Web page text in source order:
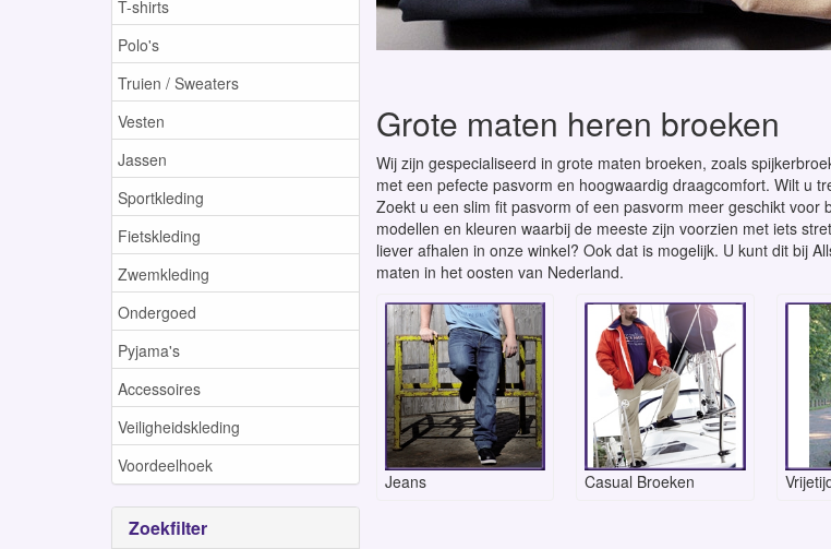
T-shirts
Polo's
Truien / Sweaters
Vesten
Jassen
Sportkleding
Fietskleding
Zwemkleding
Ondergoed
Pyjama's
Accessoires
Veiligheidskleding
Voordeelhoek
Zoekfilter
Grote maten heren broeken
Wij zijn gespecialiseerd in grote maten broeken, zoals
met een pefecte pasvorm en hoogwaardig draagcomfort. Wilt u
Zoekt u een slim fit pasvorm of een pasvorm meer geschikt
modellen en kleuren waarbij de meeste zijn voorzien met iets
liever afhalen in onze winkel? Ook dat is mogelijk. U kunt dit bij
maten in het oosten van Nederland.
Jeans Casual Broeken